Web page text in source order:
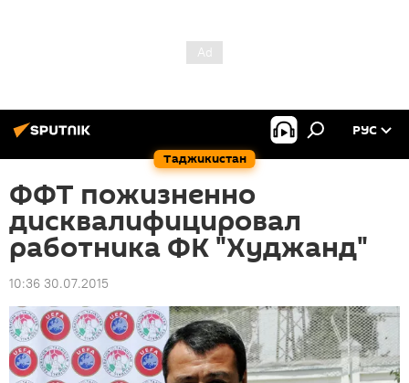
Таджикистан
РУС
ФФТ пожизненно
дисквалифицировал
работника ФК "Худжанд"
10:36 30.07.2015